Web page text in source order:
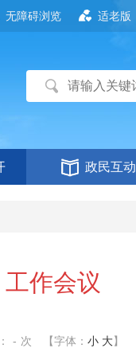
无障碍浏览 适老版
政民互动
作会议
- 次 【字体： 小 大】